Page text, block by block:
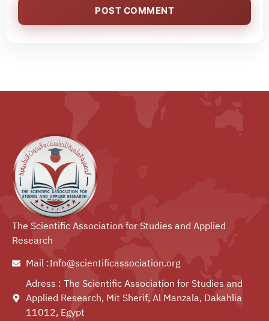
The Scientific Association for Studies and Applied
Research
Mail :Info@scientificassociation.org
Adress : The Scientific Association for Studies and
Applied Research, Mit Sherif, Al Manzala, Dakahlia
11012, Egypt